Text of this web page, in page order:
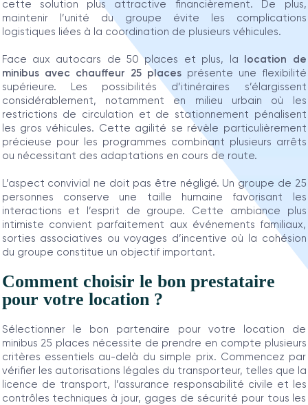
cette solution plus attractive financièrement. De plus,
maintenir l’unité du groupe évite les complications
logistiques liées à la coordination de plusieurs véhicules.
Face aux autocars de 50 places et plus, la location de
minibus avec chauffeur 25 placesprésente une flexibilité
supérieure. Les possibilités d’itinéraires s’élargissent
considérablement, notamment en milieu urbain où les
restrictions de circulation et de stationnement pénalisent
les gros véhicules. Cette agilité se révèle particulièrement
précieuse pour les programmes combinant plusieurs arrêts
ou nécessitant des adaptations en cours de route.
L’aspect convivial ne doit pas être négligé. Un groupe de 25
personnes conserve une taille humaine favorisant les
interactions et l’esprit de groupe. Cette ambiance plus
intimiste convient parfaitement aux événements familiaux,
sorties associatives ou voyages d’incentive où la cohésion
du groupe constitue un objectif important.
Comment choisir le bon prestataire
pour votre location ?
Sélectionner le bon partenaire pour votre location de
minibus 25 places nécessite de prendre en compte plusieurs
critères essentiels au-delà du simple prix. Commencez par
vérifier les autorisations légales du transporteur, telles que la
licence de transport, l’assurance responsabilité civile et les
contrôles techniques à jour, gages de sécurité pour tous les